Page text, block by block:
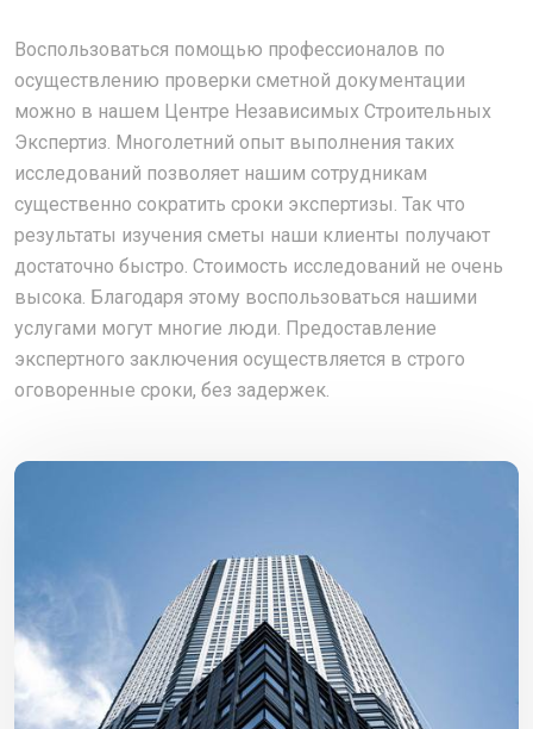
Воспользоваться помощью профессионалов по
осуществлению проверки сметной документации
можно в нашем Центре Независимых Строительных
Экспертиз. Многолетний опыт выполнения таких
исследований позволяет нашим сотрудникам
существенно сократить сроки экспертизы. Так что
результаты изучения сметы наши клиенты получают
достаточно быстро. Стоимость исследований не очень
высока. Благодаря этому воспользоваться нашими
услугами могут многие люди. Предоставление
экспертного заключения осуществляется в строго
оговоренные сроки, без задержек.